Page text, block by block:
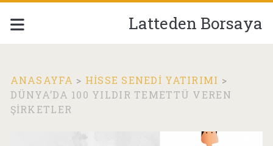
Latteden Borsaya
ANASAYFA > HISSE SENEDI YATIRIMI >
DÜNYA’DA 100 YILDIR TEMETTÜ VEREN
ŞIRKETLER